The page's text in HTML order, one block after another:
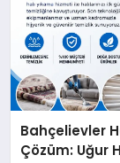
Bahçelievler
Çözüm: Uğur